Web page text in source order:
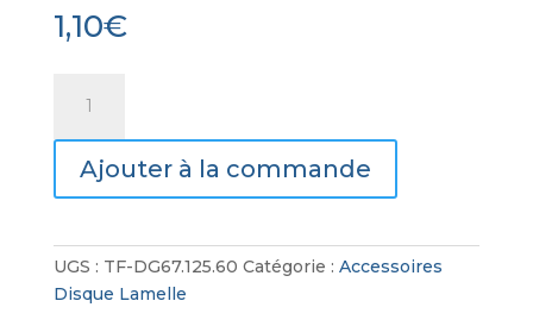
1,10€
Fibre
Céramique
Top
déformant
Ajouter à la commande
UGS : TF-DG67.125.60 Catégorie : Accessoires
Disque Lamelle